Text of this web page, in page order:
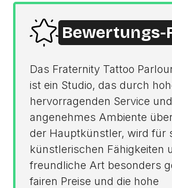
Bewertungs-
Das Fraternity Tattoo
ist ein Studio, das durch
hervorragenden Service
angenehmes Ambiente
der Hauptkünstler, wird für
künstlerischen Fähigkeiten
freundliche Art besonders
fairen Preise und die hohe